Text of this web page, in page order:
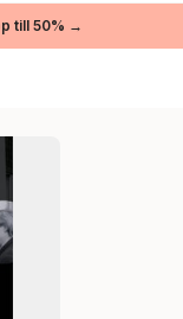
till 50% →